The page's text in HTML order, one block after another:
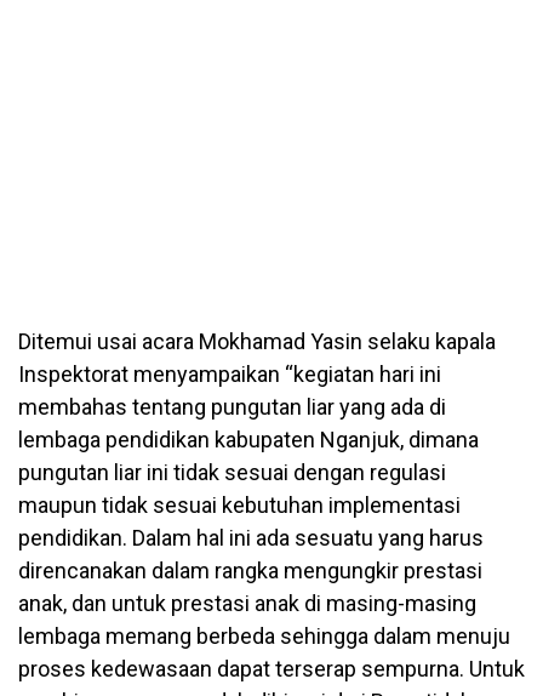
Ditemui usai acara Mokhamad Yasin selaku kapala
Inspektorat menyampaikan “kegiatan hari ini
membahas tentang pungutan liar yang ada di
lembaga pendidikan kabupaten Nganjuk, dimana
pungutan liar ini tidak sesuai dengan regulasi
maupun tidak sesuai kebutuhan implementasi
pendidikan. Dalam hal ini ada sesuatu yang harus
direncanakan dalam rangka mengungkir prestasi
anak, dan untuk prestasi anak di masing-masing
lembaga memang berbeda sehingga dalam menuju
proses kedewasaan dapat terserap sempurna. Untuk